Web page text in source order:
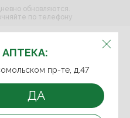
ВЫБЕРИТЕ АПТЕКУ:
пр-те, д.47
ДА
обновляются.
по телефону